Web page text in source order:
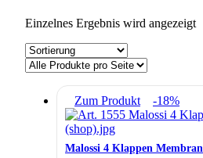
Einzelnes Ergebnis wird angezeigt
Zum Produkt -18%
Malossi 4 Klappen Membran